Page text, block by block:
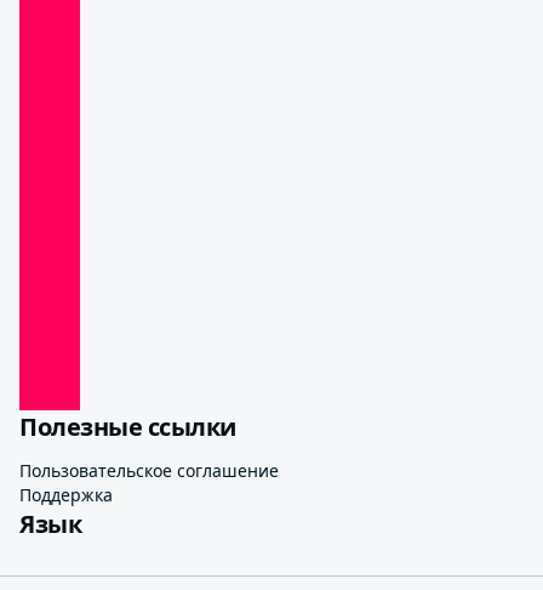
Полезные ссылки
Пользовательское соглашение
Поддержка
Язык